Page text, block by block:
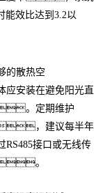
效比达到3.2以
的散热空
安装在避免阳光直
。定期维护
，建议每半年
接口或无线传
。